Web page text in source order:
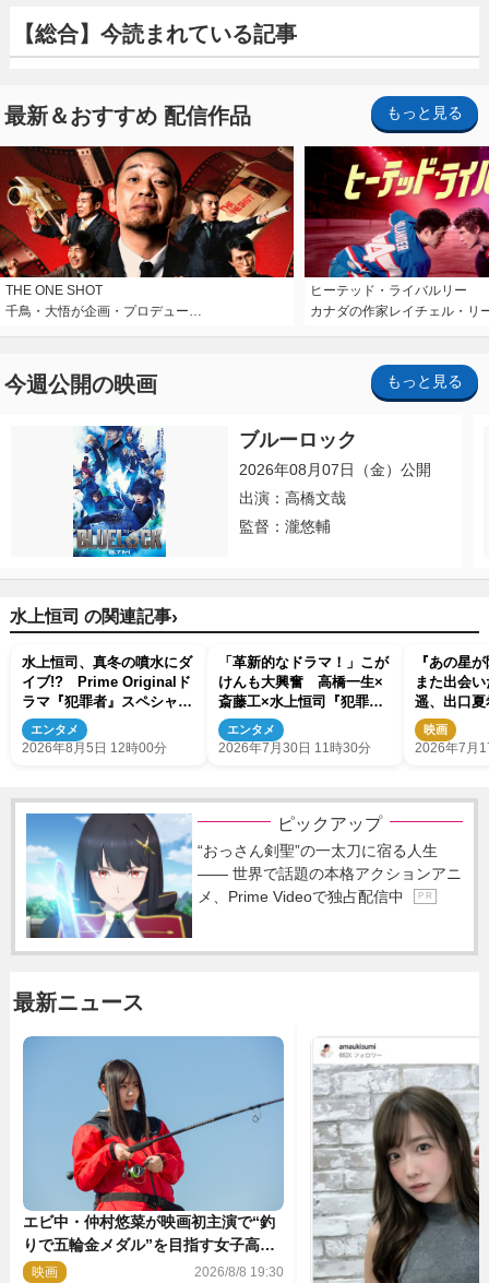
【総合】今読まれている記事
最新＆おすすめ 配信作品 もっと見る
THE ONE SHOT
千鳥・大悟が企画・プロデュー…
ヒーテッド・ライバルリー
カナダの作家レイチェル・リ
今週公開の映画 もっと見る
ブルーロック
2026年08月07日（金）公開
出演：高橋文哉
監督：瀧悠輔
水上恒司 の関連記事›
水上恒司、真冬の噴水にダ
イブ!? Prime Originalド
ラマ『犯罪者』スペシャル
メイキング映像が公開
エンタメ
2026年8月5日 12時00分
「革新的なドラマ！」こが
けんも大興奮 高橋一生×
斎藤工×水上恒司『犯罪
者』ビハインドトーク映像
解禁
エンタメ
2026年7月30日 11時30分
『あの星
また出会
遥、出口
るキャラ
映画
2026年7月
ピックアップ
“おっさん剣聖”の一太刀に宿る人生
―― 世界で話題の本格アクションアニ
メ、Prime Videoで独占配信中
P R
最新ニュース
エビ中・仲村悠菜が映画初主演で“釣
りで五輪金メダル”を目指す女子高生
に！ 映画『つりこまち』今秋公開
映画 2026/8/8 19:30